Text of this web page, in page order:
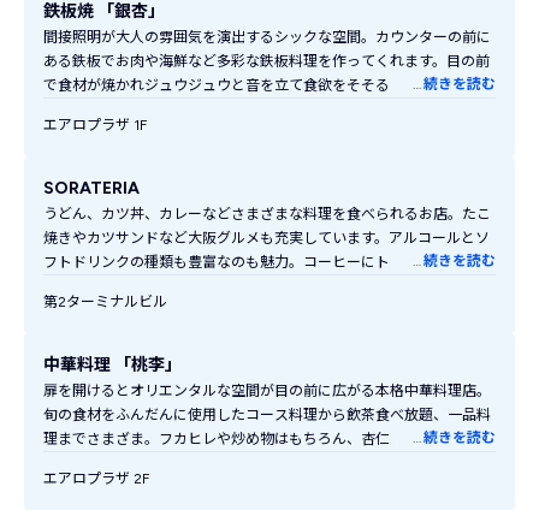
鉄板焼 「銀杏」
間接照明が大人の雰囲気を演出するシックな空間。カウンターの前に
ある鉄板でお肉や海鮮など多彩な鉄板料理を作ってくれます。目の前
で食材が焼かれジュウジュウと音を立て食欲をそそる香りが漂ってく
続きを読む
エアロプラザ 1F
SORATERIA
うどん、カツ丼、カレーなどさまざまな料理を食べられるお店。たこ
焼きやカツサンドなど大阪グルメも充実しています。アルコールとソ
フトドリンクの種類も豊富なのも魅力。コーヒーにトーストやゆで卵
続きを読む
第2ターミナルビル
中華料理 「桃李」
扉を開けるとオリエンタルな空間が目の前に広がる本格中華料理店。
旬の食材をふんだんに使用したコース料理から飲茶食べ放題、一品料
理までさまざま。フカヒレや炒め物はもちろん、杏仁豆腐やゴマ団子
続きを読む
エアロプラザ 2F